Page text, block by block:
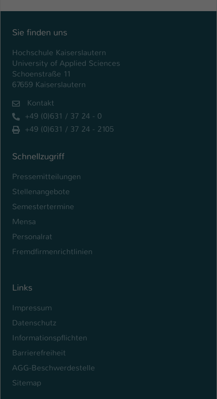
Sie finden uns
Hochschule Kaiserslautern
University of Applied Sciences
Schoenstraße 11
67659 Kaiserslautern
Kontakt
+49 (0)631 / 37 24 - 0
+49 (0)631 / 37 24 - 2105
Schnellzugriff
Pressemitteilungen
Stellenangebote
Semestertermine
Mensa
Personalrat
Fremdfirmenrichtlinien
Links
Impressum
Datenschutz
Informationspflichten
Barrierefreiheit
AGG-Beschwerdestelle
Sitemap